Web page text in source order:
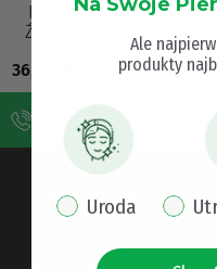
Pożywne czarne nasiona
Źródło kwasów omega-3 i
omega-9 Wysoka
białka Wysoka zawartość
błonnika Źródło minerał…
36,90
Bezpłatne doradztwo
Pomoc i informacje
O firmie
​Ale
produkty
pop up interest
Uroda